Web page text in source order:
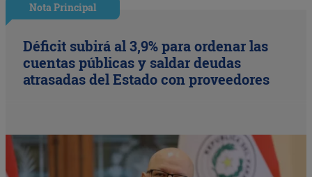
Nota Principal
Déficit subirá al 3,9% para ordenar las
cuentas públicas y saldar deudas
atrasadas del Estado con proveedores